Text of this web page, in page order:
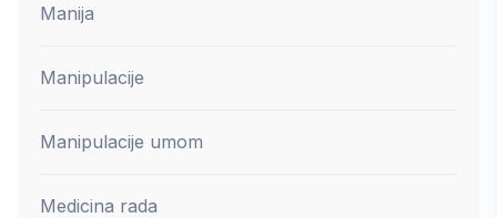
Manija
Manipulacije
Manipulacije umom
Medicina rada